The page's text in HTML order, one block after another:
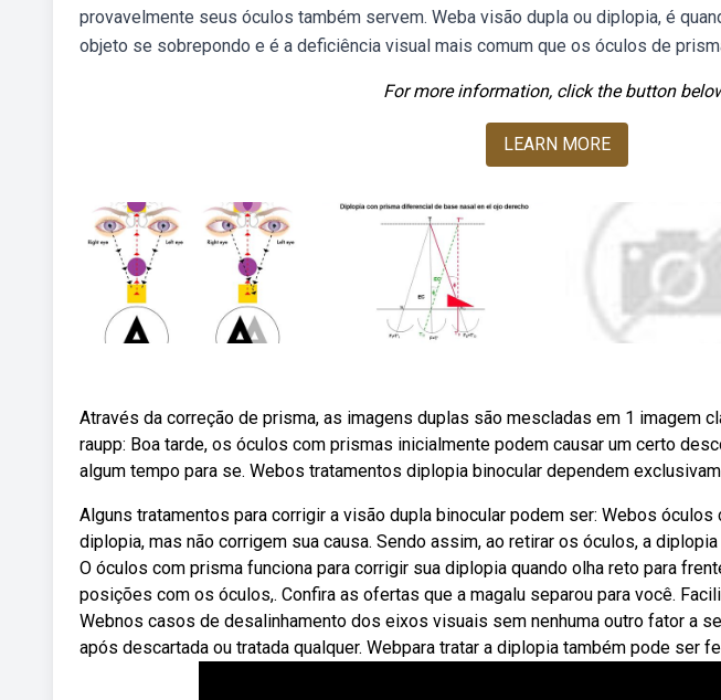
provavelmente seus óculos também servem. Weba visão dupla ou diplopia, é
objeto se sobrepondo e é a deficiência visual mais comum que os óculos de
For more information, click the button
LEARN MORE
Através da correção de prisma, as imagens duplas são mescladas em 1 imagem
raupp: Boa tarde, os óculos com prismas inicialmente podem causar um certo
algum tempo para se. Webos tratamentos diplopia binocular dependem
Alguns tratamentos para corrigir a visão dupla binocular podem ser: Webos
diplopia, mas não corrigem sua causa. Sendo assim, ao retirar os óculos, a
O óculos com prisma funciona para corrigir sua diplopia quando olha reto para
posições com os óculos,. Confira as ofertas que a magalu separou para você.
Webnos casos de desalinhamento dos eixos visuais sem nenhuma outro fator a
após descartada ou tratada qualquer. Webpara tratar a diplopia também pode ser